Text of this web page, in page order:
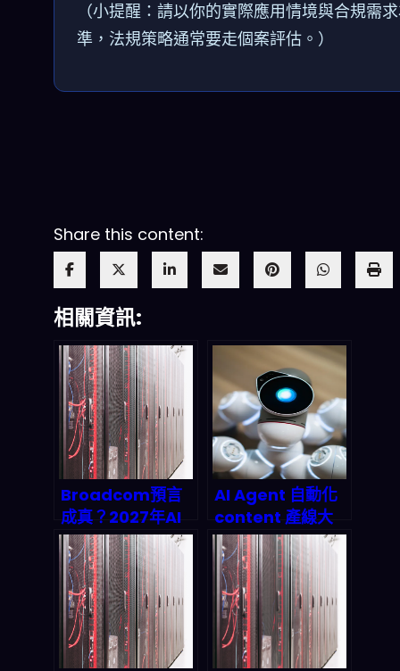
（小提醒：請以你的實際應用情境與合規需
準，法規策略通常要走個案評估。）
Share this content:
相關資訊:
Broadcom預言
成真？2027年AI
芯片市場破千億美
元，中小企業API
成本恐迎來暴漲時
代
AI Agent 自動化
content 產線大
揭密：Global
Mofy
OpenClaw 整合
如何顛覆 2026 內
容產業鏈？